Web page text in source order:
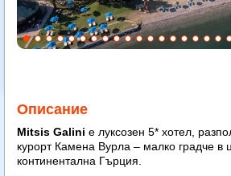
Описание
Mitsis Galini е луксозен 5* хотел,
курорт Камена Вурла – малко градче в
континентална Гърция.